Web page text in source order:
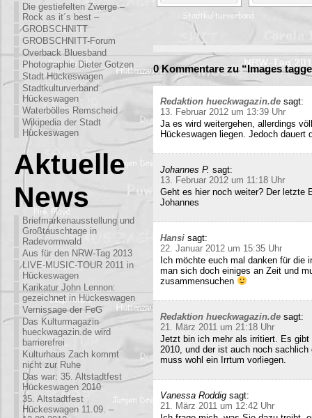
Die gestiefelten Zwerge –
Rock as it´s best –
GROBSCHNITT
GROBSCHNITT-Forum
Overback Bluesband
Photographie Dieter Gotzen
Stadt Hückeswagen
Stadtkulturverband
Hückeswagen
Waterbölles Remscheid
Wikipedia der Stadt
Hückeswagen
Aktuelle
News
Briefmarkenausstellung und
Großtauschtage in
Radevormwald
Aus für den NRW-Tag 2013
LIVE-MUSIC-TOUR 2011 in
Hückeswagen
Karikatur John Lennon:
gezeichnet in Hückeswagen
Vernissage der FeG
Das Kulturmagazin
hueckwagazin.de wird
barrierefrei
Kulturhaus Zach kommt
nicht zur Ruhe
Das war: 35. Altstadtfest
Hückeswagen 2010
35. Altstadtfest
Hückeswagen 11.09. –
0 Kommentare zu “Images
Redaktion hueckwagazin.de sagt:
13. Februar 2012 um 13:39 Uhr
Ja es wird weitergehen, allerdings
Hückeswagen liegen. Jedoch
Johannes P. sagt:
13. Februar 2012 um 11:18 Uhr
Geht es hier noch weiter? Der letzte
Johannes
Hansi sagt:
22. Januar 2012 um 15:35 Uhr
Ich möchte euch mal danken für die
man sich doch einiges an Zeit und
zusammensuchen
Redaktion hueckwagazin.de sagt:
21. März 2011 um 21:18 Uhr
Jetzt bin ich mehr als irritiert. Es gibt
2010, und der ist auch noch
muss wohl ein Irrtum vorliegen.
Vanessa Roddig sagt:
21. März 2011 um 12:42 Uhr